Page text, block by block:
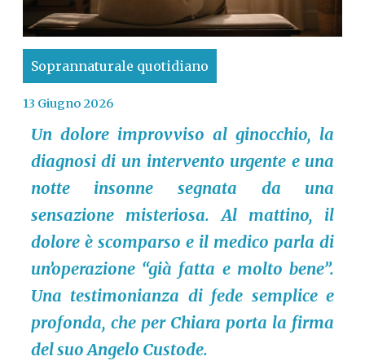
Soprannaturale quotidiano
13 Giugno 2026
Un dolore improvviso al ginocchio, la
diagnosi di un intervento urgente e una
notte insonne segnata da una
sensazione misteriosa. Al mattino, il
dolore è scomparso e il medico parla di
un’operazione “già fatta e molto bene”.
Una testimonianza di fede semplice e
profonda, che per Chiara porta la firma
del suo Angelo Custode.